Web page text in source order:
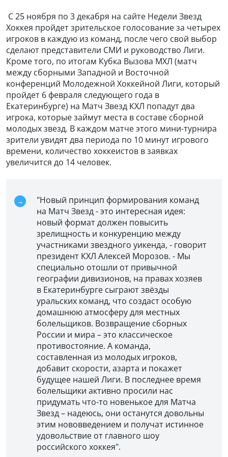
С 25 ноября по 3 декабря на сайте Недели Звезд
Хоккея пройдет зрительское голосование за четырех
игроков в каждую из команд, после чего свой выбор
сделают представители СМИ и руководство Лиги.
Кроме того, по итогам Кубка Вызова МХЛ (матч
между сборными Западной и Восточной
конференций Молодежной Хоккейной Лиги, который
пройдет 6 февраля следующего года в
Екатеринбурге) на Матч Звезд КХЛ попадут два
игрока, которые займут места в составе сборной
молодых звезд. В каждом матче этого мини-турнира
зрители увидят два периода по 10 минут игрового
времени, количество хоккеистов в заявках
увеличится до 14 человек.
"Новый принцип формирования команд
на Матч Звезд - это интересная идея:
новый формат должен повысить
зрелищность и конкуренцию между
участниками звездного уикенда, - говорит
президент КХЛ Алексей Морозов. - Мы
специально отошли от привычной
географии дивизионов, на правах хозяев
в Екатеринбурге сыграют звёзды
уральских команд, что создаст особую
домашнюю атмосферу для местных
болельщиков. Возвращение сборных
России и мира – это классическое
противостояние. А команда,
составленная из молодых игроков,
добавит скорости, азарта и покажет
будущее нашей Лиги. В последнее время
болельщики активно просили нас
придумать что-то новенькое для Матча
Звезд – надеюсь, они останутся довольны
этим нововведением и получат истинное
удовольствие от главного шоу
российского хоккея".